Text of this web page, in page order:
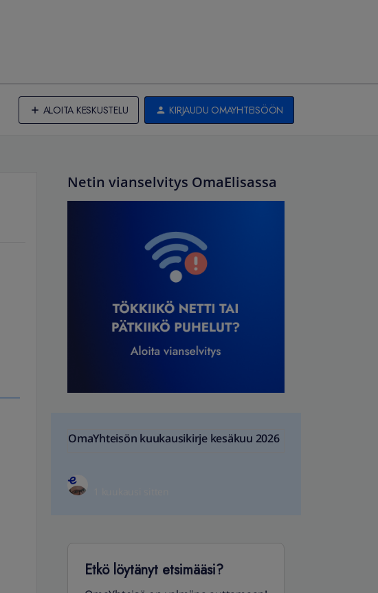
ALOITA KESKUSTELU KIRJAUDU OMAYHTEISÖÖN
Netin vianselvitys OmaElisassa
OmaYhteisön kuukausikirje kesäkuu 2026
Etkö löytänyt etsimääsi?